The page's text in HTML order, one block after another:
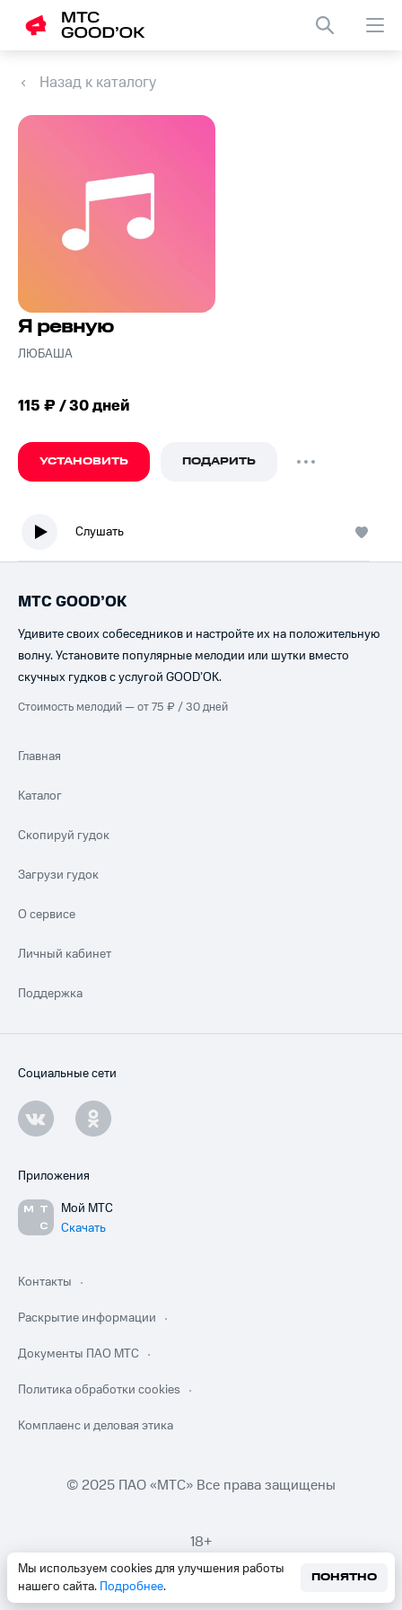
Назад к каталогу
Я ревную
ЛЮБАША
115 ₽ / 30 дней
УСТАНОВИТЬ ПОДАРИТЬ
Слушать
Мы используем cookies для улучшения работы
нашего сайта. Подробнее.
ПОНЯТНО
МТС GOOD’OK
Удивите своих собеседников и настройте их на положительную
волну. Установите популярные мелодии или шутки вместо
скучных гудков с услугой GOOD’OK.
Стоимость мелодий — от 75 ₽ / 30 дней
Главная
Каталог
Скопируй гудок
Загрузи гудок
О сервисе
Личный кабинет
Поддержка
Социальные сети
Приложения
Мой МТС
Скачать
Контакты
Раскрытие информации
Документы ПАО МТС
Политика обработки cookies
Комплаенс и деловая этика
© 2025 ПАО «МТС» Все права защищены
18+